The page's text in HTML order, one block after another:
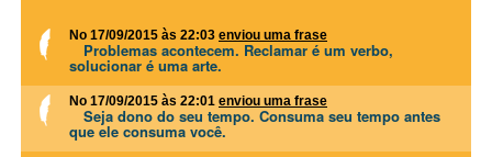
No 17/09/2015 às 22:03 enviou uma frase
Problemas acontecem. Reclamar é um verbo,
solucionar é uma arte.
No 17/09/2015 às 22:01 enviou uma frase
Seja dono do seu tempo. Consuma seu tempo antes
que ele consuma você.